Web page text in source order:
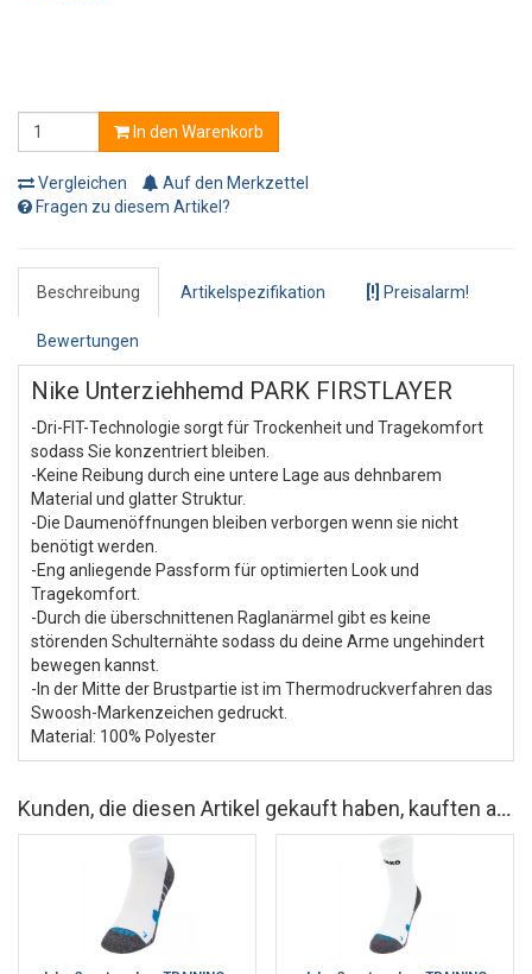
In den Warenkorb
Vergleichen
Auf den Merkzettel
Fragen zu diesem Artikel?
Beschreibung Artikelspezifikation [!] Preisalarm!
Bewertungen
Nike Unterziehhemd PARK FIRSTLAYER
-Dri-FIT-Technologie sorgt für Trockenheit und Tragekomfort
sodass Sie konzentriert bleiben.
-Keine Reibung durch eine untere Lage aus dehnbarem
Material und glatter Struktur.
-Die Daumenöffnungen bleiben verborgen wenn sie nicht
benötigt werden.
-Eng anliegende Passform für optimierten Look und
Tragekomfort.
-Durch die überschnittenen Raglanärmel gibt es keine
störenden Schulternähte sodass du deine Arme ungehindert
bewegen kannst.
-In der Mitte der Brustpartie ist im Thermodruckverfahren das
Swoosh-Markenzeichen gedruckt.
Material: 100% Polyester
Kunden, die diesen Artikel gekauft haben, kauften auch